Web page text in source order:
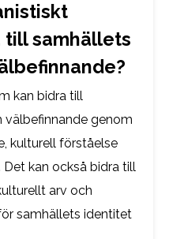
samhällets
kan bidra till
genom
kulturell förståelse
kan också bidra till
arv och
samhällets identitet